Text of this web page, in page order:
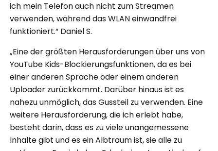
ich mein Telefon auch nicht zum Streamen
verwenden, während das WLAN einwandfrei
funktioniert.“ Daniel S.
„Eine der größten Herausforderungen über uns von
YouTube Kids-Blockierungsfunktionen, da es bei
einer anderen Sprache oder einem anderen
Uploader zurückkommt. Darüber hinaus ist es
nahezu unmöglich, das Gussteil zu verwenden. Eine
weitere Herausforderung, die ich erlebt habe,
besteht darin, dass es zu viele unangemessene
Inhalte gibt und es ein Albtraum ist, sie alle zu